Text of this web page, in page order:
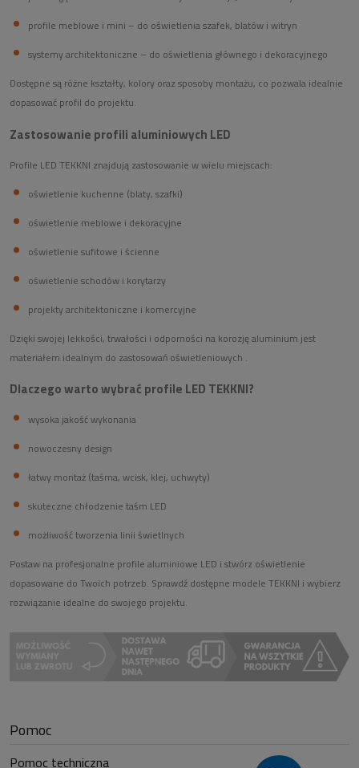
profile meblowe i mini – do oświetlenia szafek, blatów i witryn
systemy architektoniczne – do oświetlenia głównego i dekoracyjnego
Dostępne są różne kształty, kolory oraz sposoby montażu, co pozwala idealnie
dopasować profil do projektu.
Zastosowanie profili aluminiowych LED
Profile LED TEKKNI znajdują zastosowanie w wielu miejscach:
oświetlenie kuchenne (blaty, szafki)
oświetlenie meblowe i dekoracyjne
oświetlenie sufitowe i ścienne
oświetlenie schodów i korytarzy
projekty architektoniczne i komercyjne
Dzięki swojej lekkości, trwałości i odporności na korozję aluminium jest
materiałem idealnym do zastosowań oświetleniowych .
Dlaczego warto wybrać profile LED TEKKNI?
wysoka jakość wykonania
nowoczesny design
łatwy montaż (taśma, wcisk, klej, uchwyty)
skuteczne chłodzenie taśm LED
możliwość tworzenia linii świetlnych
Postaw na profesjonalne profile aluminiowe LED i stwórz oświetlenie
dopasowane do Twoich potrzeb. Sprawdź dostępne modele TEKKNI i wybierz
rozwiązanie idealne do swojego projektu.
Pomoc
Pomoc techniczna